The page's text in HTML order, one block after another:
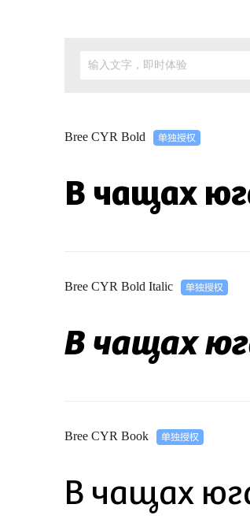
输入文字，即时体验
Bree CYR Bold
В чащах
Bree CYR Bold Italic
В чащах
Bree CYR Book
В чащах